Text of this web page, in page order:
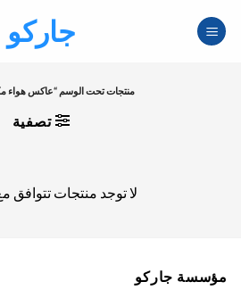
للمحتوى
جاركو
منتجات تحت الوسم “عاكس هواء
تصفية
لا توجد منتجات تتوافق
مؤسسة جاركو